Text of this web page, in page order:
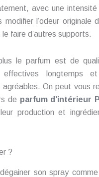
avec une intensité
l’odeur originale
faire d’autres supports.
le parfum est de
effectives longtemps
On peut vous
de parfum d’intérieur
production et
?
son spray